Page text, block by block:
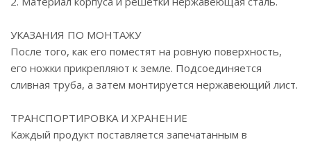
УКАЗАНИЯ ПО МОНТАЖУ
После того, как его поместят на ровную поверхность,
его ножки прикрепляют к земле. Подсоединяется
сливная труба, а затем монтируется нержавеющий лист.
ТРАНСПОРТИРОВКА И ХРАНЕНИЕ
Каждый продукт поставляется запечатанным в